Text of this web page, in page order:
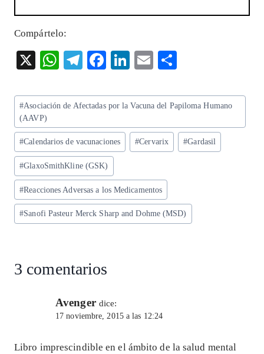
Compártelo:
X
W
ts
p
p
T
eg
m
F
eb
o
o
k
Li
ke
n
E
ai re
Etiquetas
de
la
entrada:
#Asociación de Afectadas por la Vacuna del Papiloma Humano
(AAVP)
#Calendarios de vacunaciones #Cervarix #Gardasil
#GlaxoSmithKline (GSK)
#Reacciones Adversas a los Medicamentos
#Sanofi Pasteur Merck Sharp and Dohme (MSD)
3 comentarios
Avenger dice:
17 noviembre, 2015 a las 12:24
Libro imprescindible en el ámbito de la salud mental